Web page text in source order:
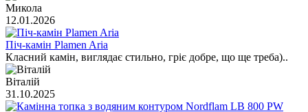
Микола
12.01.2026
Піч-камін Plamen Aria
Класний камін, виглядає стильно, гріє добре, що ще треба)..
Віталій
31.10.2025